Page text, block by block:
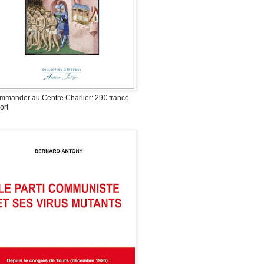
au Centre Charlier: 29€ franco